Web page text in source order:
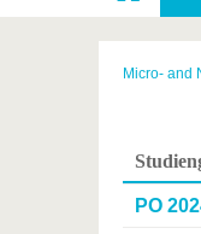
Partnerschaften
Strukturwandel
Micro- and
PO